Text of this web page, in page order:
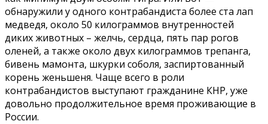
обнаружили у одного контрабандиста более ста лап
медведя, около 50 килограммов внутренностей
диких животных – желчь, сердца, пять пар рогов
оленей, а также около двух килограммов трепанга,
бивень мамонта, шкурки соболя, заспиртованный
корень женьшеня. Чаще всего в роли
контрабандистов выступают гражданине КНР, уже
довольно продолжительное время проживающие в
России.